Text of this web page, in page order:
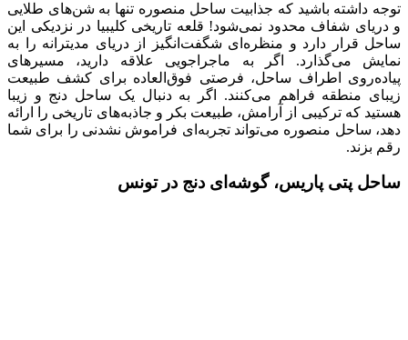
توجه داشته باشید که جذابیت ساحل منصوره تنها به شن‌های طلایی
و دریای شفاف محدود نمی‌شود! قلعه تاریخی کلیبیا در نزدیکی این
ساحل قرار دارد و منظره‌ای شگفت‌انگیز از دریای مدیترانه را به
نمایش می‌گذارد. اگر به ماجراجویی علاقه دارید، مسیرهای
پیاده‌روی اطراف ساحل، فرصتی فوق‌العاده برای کشف طبیعت
زیبای منطقه فراهم می‌کنند. اگر به دنبال یک ساحل دنج و زیبا
هستید که ترکیبی از آرامش، طبیعت بکر و جاذبه‌های تاریخی را ارائه
دهد، ساحل منصوره می‌تواند تجربه‌ای فراموش نشدنی را برای شما
رقم بزند.
ساحل پتی پاریس، گوشه‌ای دنج در تونس